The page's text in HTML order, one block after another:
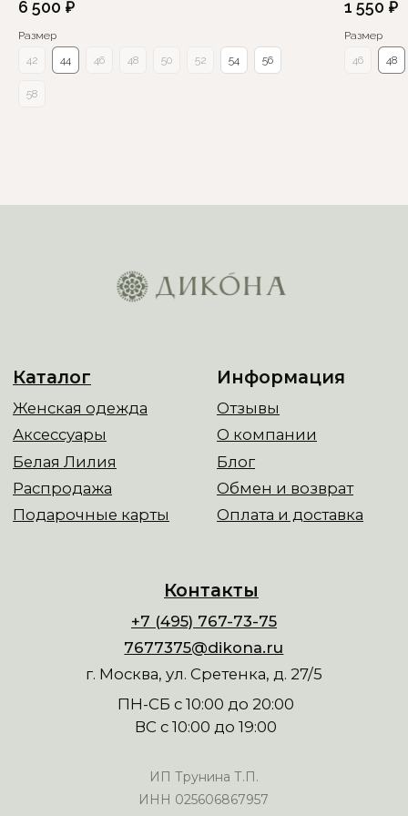
6 500 ₽
Размер
42
44 46 48 50 52 54 56
58
1 550 ₽
Размер
46
48